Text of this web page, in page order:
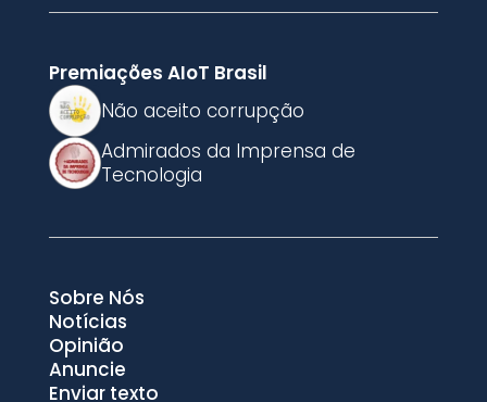
Premiações AIoT Brasil
Não aceito corrupção
Admirados da Imprensa de
Tecnologia
Sobre Nós
Notícias
Opinião
Anuncie
Enviar texto